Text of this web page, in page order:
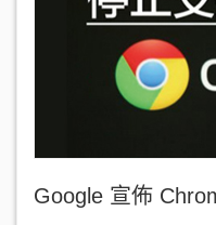
Google 宣佈